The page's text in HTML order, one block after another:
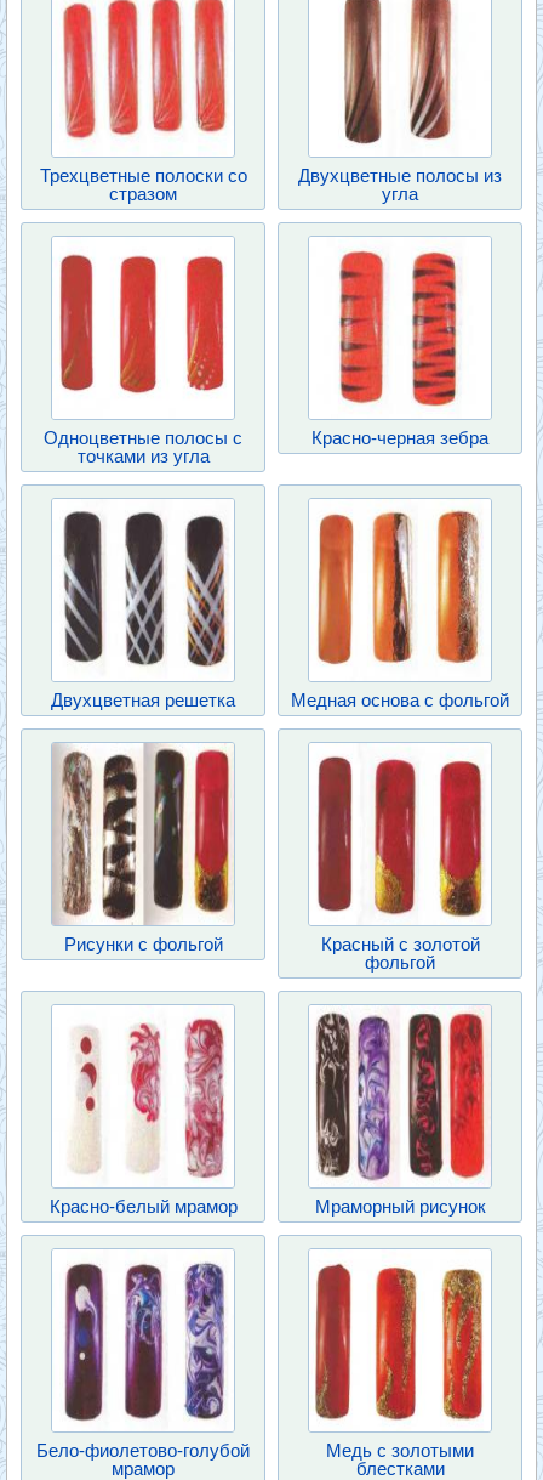
Трехцветные полоски со
стразом
Двухцветные полосы из
угла
Одноцветные полосы с
точками из угла
Красно-черная зебра
Двухцветная решетка Медная основа с фольгой
Рисунки с фольгой
Красный с золотой
фольгой
Красно-белый мрамор Мраморный рисунок
Бело-фиолетово-голубой
мрамор
Медь с золотыми
блестками